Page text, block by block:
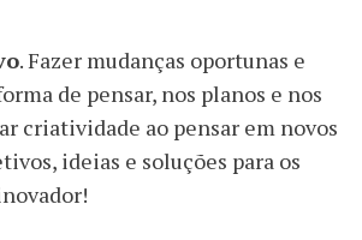
. Fazer mudanças oportunas e
de pensar, nos planos e nos
criatividade ao pensar em novos
ideias e soluções para os